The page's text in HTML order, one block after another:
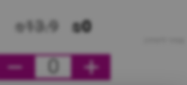
₪0
₪13.9
0